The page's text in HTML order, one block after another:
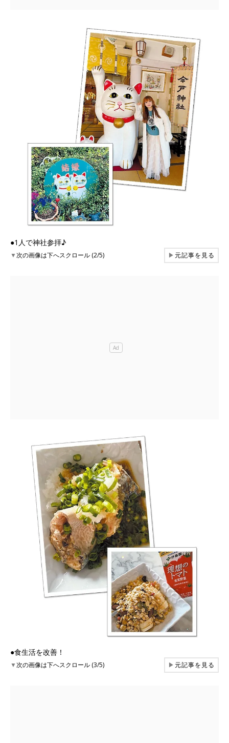
●1人で神社参拝♪
▼次の画像は下へスクロール (2/5) ▶元記事を見る
●食生活を改善！
▼次の画像は下へスクロール (3/5) ▶元記事を見る